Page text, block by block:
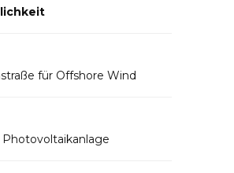
für Offshore Wind